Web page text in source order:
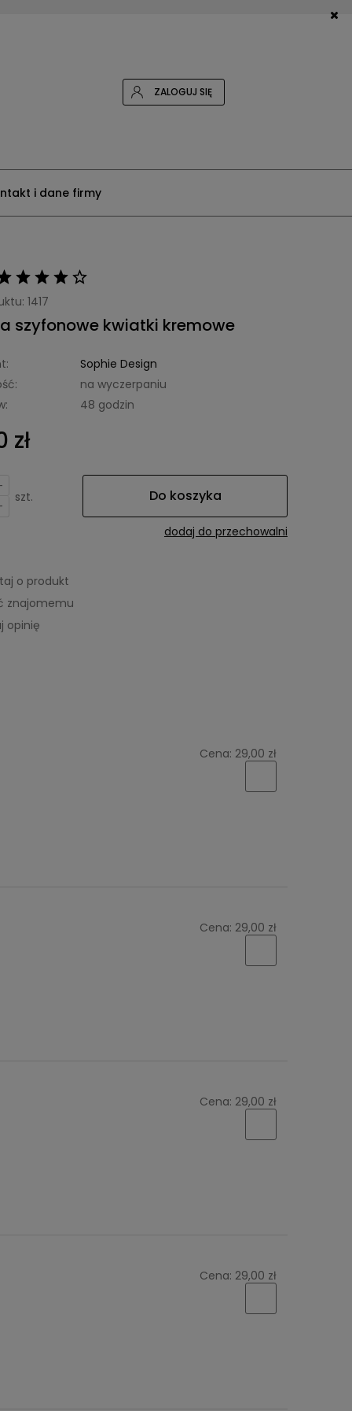
ZALOGUJ SIĘ
i dane firmy
1417
szyfonowe kwiatki kremowe
Sophie Design
na wyczerpaniu
48 godzin
zł
szt. Do koszyka
dodaj do przechowalni
o produkt
znajomemu
opinię
Cena: 29,00 zł
Cena: 29,00 zł
Cena: 29,00 zł
Cena: 29,00 zł